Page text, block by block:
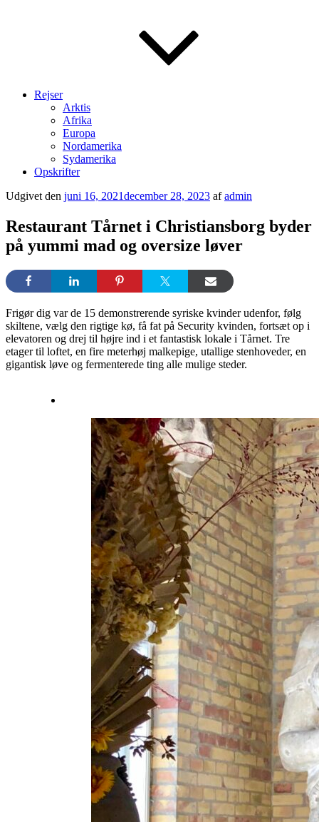
Rejser
Arktis
Afrika
Europa
Nordamerika
Sydamerika
Opskrifter
Udgivet den juni 16, 2021december 28, 2023 afadmin
Restaurant Tårnet i Christiansborg byder
på yummi mad og oversize løver
Frigør dig var de 15 demonstrerende syriske kvinder udenfor, følg
skiltene, vælg den rigtige kø, få fat på Security kvinden, fortsæt op i
elevatoren og drej til højre ind i et fantastisk lokale i Tårnet. Tre
etager til loftet, en fire meterhøj malkepige, utallige stenhoveder, en
gigantisk løve og fermenterede ting alle mulige steder.